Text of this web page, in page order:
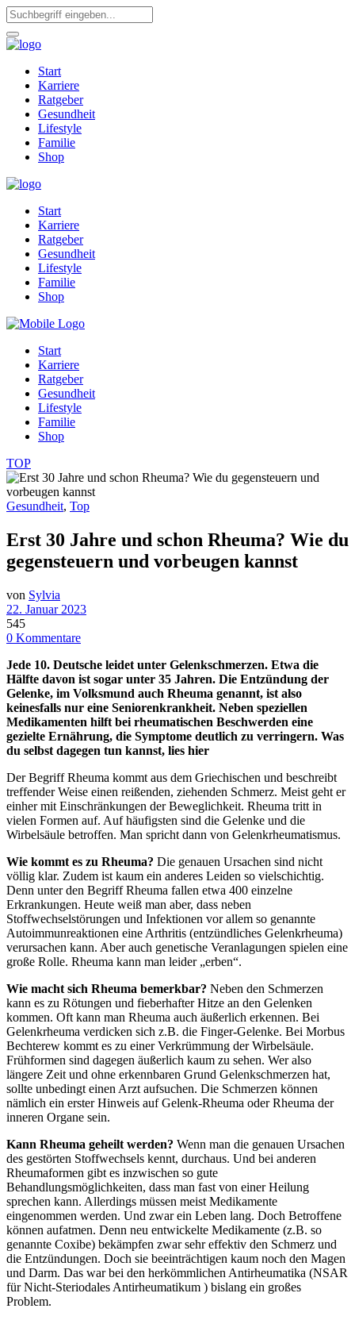
Start
Karriere
Ratgeber
Gesundheit
Lifestyle
Familie
Shop
Start
Karriere
Ratgeber
Gesundheit
Lifestyle
Familie
Shop
Start
Karriere
Ratgeber
Gesundheit
Lifestyle
Familie
Shop
TOP
Gesundheit, Top
Erst 30 Jahre und schon Rheuma? Wie du
gegensteuern und vorbeugen kannst
von Sylvia
22. Januar 2023
545
0 Kommentare
Jede 10. Deutsche leidet unter Gelenkschmerzen. Etwa die
Hälfte davon ist sogar unter 35 Jahren. Die Entzündung der
Gelenke, im Volksmund auch Rheuma genannt, ist also
keinesfalls nur eine Seniorenkrankheit. Neben speziellen
Medikamenten hilft bei rheumatischen Beschwerden eine
gezielte Ernährung, die Symptome deutlich zu verringern. Was
du selbst dagegen tun kannst, lies hier
Der Begriff Rheuma kommt aus dem Griechischen und beschreibt
treffender Weise einen reißenden, ziehenden Schmerz. Meist geht er
einher mit Einschränkungen der Beweglichkeit. Rheuma tritt in
vielen Formen auf. Auf häufigsten sind die Gelenke und die
Wirbelsäule betroffen. Man spricht dann von Gelenkrheumatismus.
Wie kommt es zu Rheuma? Die genauen Ursachen sind nicht
völlig klar. Zudem ist kaum ein anderes Leiden so vielschichtig.
Denn unter den Begriff Rheuma fallen etwa 400 einzelne
Erkrankungen. Heute weiß man aber, dass neben
Stoffwechselstörungen und Infektionen vor allem so genannte
Autoimmunreaktionen eine Arthritis (entzündliches Gelenkrheuma)
verursachen kann. Aber auch genetische Veranlagungen spielen eine
große Rolle. Rheuma kann man leider „erben“.
Wie macht sich Rheuma bemerkbar? Neben den Schmerzen
kann es zu Rötungen und fieberhafter Hitze an den Gelenken
kommen. Oft kann man Rheuma auch äußerlich erkennen. Bei
Gelenkrheuma verdicken sich z.B. die Finger-Gelenke. Bei Morbus
Bechterew kommt es zu einer Verkrümmung der Wirbelsäule.
Frühformen sind dagegen äußerlich kaum zu sehen. Wer also
längere Zeit und ohne erkennbaren Grund Gelenkschmerzen hat,
sollte unbedingt einen Arzt aufsuchen. Die Schmerzen können
nämlich ein erster Hinweis auf Gelenk-Rheuma oder Rheuma der
inneren Organe sein.
Kann Rheuma geheilt werden? Wenn man die genauen Ursachen
des gestörten Stoffwechsels kennt, durchaus. Und bei anderen
Rheumaformen gibt es inzwischen so gute
Behandlungsmöglichkeiten, dass man fast von einer Heilung
sprechen kann. Allerdings müssen meist Medikamente
eingenommen werden. Und zwar ein Leben lang. Doch Betroffene
können aufatmen. Denn neu entwickelte Medikamente (z.B. so
genannte Coxibe) bekämpfen zwar sehr effektiv den Schmerz und
die Entzündungen. Doch sie beeinträchtigen kaum noch den Magen
und Darm. Das war bei den herkömmlichen Antirheumatika (NSAR
für Nicht-Steriodales Antirheumatikum ) bislang ein großes
Problem.